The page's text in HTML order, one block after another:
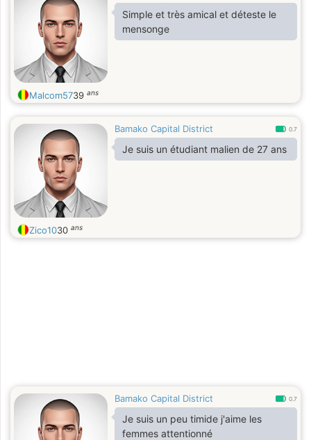
Simple et très amical et déteste le
mensonge
Malcom5739 ans
Bamako Capital District 0.7
Je suis un étudiant malien de 27 ans
Zico1030 ans
Bamako Capital District 0.7
Je suis un peu timide j'aime les
femmes attentionné